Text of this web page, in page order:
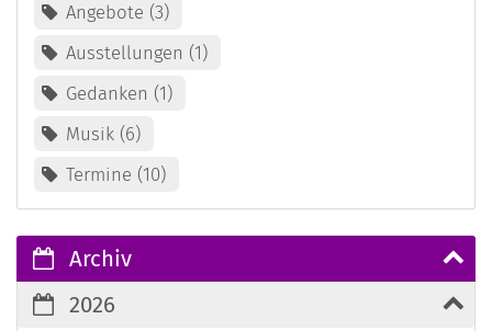
Angebote 3
Ausstellungen
1
Gedanken
1
Musik 6
Termine 10
Archiv
2026